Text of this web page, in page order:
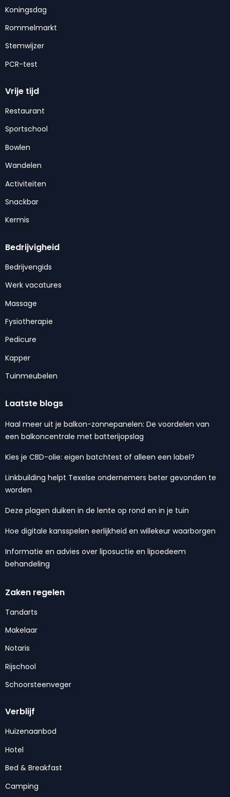
Koningsdag
Rommelmarkt
Stemwijzer
PCR-test
Vrije tijd
Restaurant
Sportschool
Bowlen
Wandelen
Activiteiten
Snackbar
Kermis
Bedrijvigheid
Bedrijvengids
Werk vacatures
Massage
Fysiotherapie
Pedicure
Kapper
Tuinmeubelen
Laatste blogs
Haal meer uit je balkon-zonnepanelen: De voordelen van
een balkoncentrale met batterijopslag
Kies je CBD-olie: eigen batchtest of alleen een label?
Linkbuilding helpt Texelse ondernemers beter gevonden te
worden
Deze plagen duiken in de lente op rond en in je tuin
Hoe digitale kansspelen eerlijkheid en willekeur waarborgen
Informatie en advies over liposuctie en lipoedeem
behandeling
Zaken regelen
Tandarts
Makelaar
Notaris
Rijschool
Schoorsteenveger
Verblijf
Huizenaanbod
Hotel
Bed & Breakfast
Camping